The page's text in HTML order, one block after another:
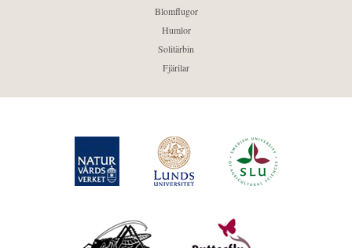
Blomflugor
Humlor
Solitärbin
Fjärilar